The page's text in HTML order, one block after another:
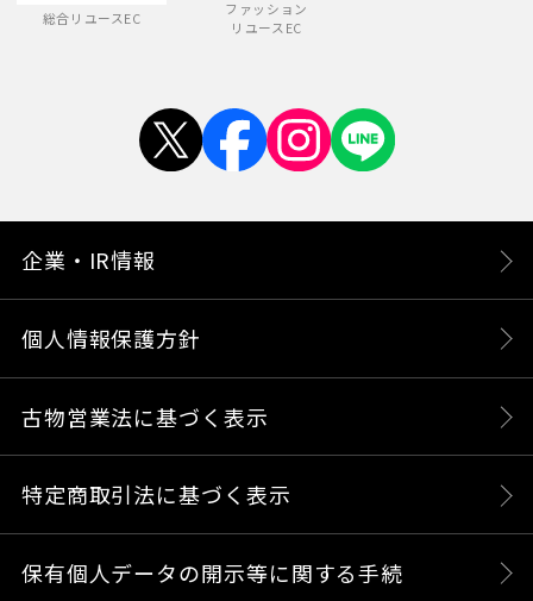
総合リユースEC
ファッション
リユースEC
企業・IR情報
個人情報保護方針
古物営業法に基づく表示
特定商取引法に基づく表示
保有個人データの開示等に関する手続